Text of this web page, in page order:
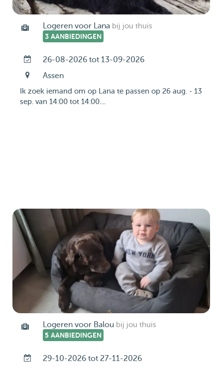
Logeren voor Lana bij jou thuis
3 AANBIEDINGEN
26-08-2026 tot 13-09-2026
Assen
Ik zoek iemand om op Lana te passen op 26 aug. - 13
sep. van 14:00 tot 14:00....
Logeren voor Balou bij jou thuis
5 AANBIEDINGEN
29-10-2026 tot 27-11-2026